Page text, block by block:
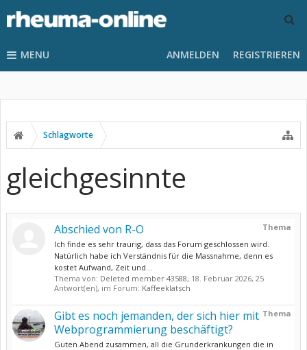
MENU ANMELDEN REGISTRIEREN
Schlagworte
gleichgesinnte
Thema
Abschied von R-O
Ich finde es sehr traurig, dass das Forum geschlossen wird.
Natürlich habe ich Verständnis für die Massnahme, denn es
kostet Aufwand, Zeit und...
Thema von: Deleted member 43588, 18. Februar 2026, 25
Antwort(en), im Forum: Kaffeeklatsch
Thema
Gibt es noch jemanden, der sich hier mit
Webprogrammierung beschäftigt?
Guten Abend zusammen, all die Grunderkrankungen die in